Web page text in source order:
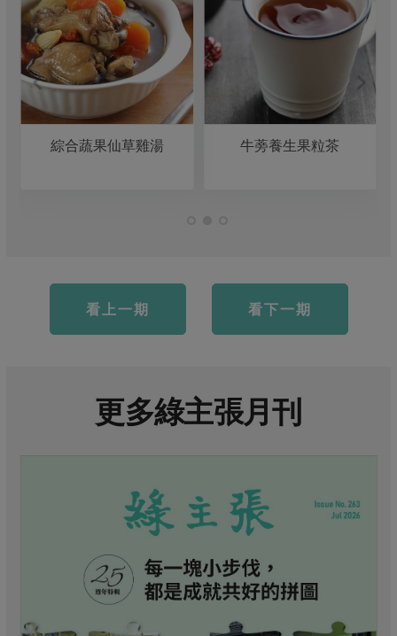
五行南瓜小米
牛蒡養生果粒茶
看上一期 看下一期
更多綠主張月刊